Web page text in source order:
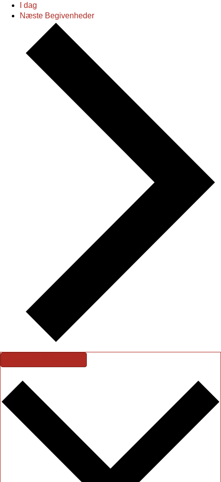
I dag
Næste Begivenheder